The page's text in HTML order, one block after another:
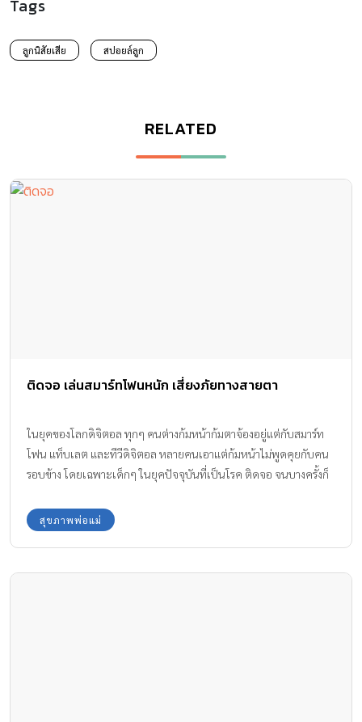
Tags
ลูกนิสัยเสีย สปอยล์ลูก
RELATED
ติดจอ เล่นสมาร์ทโฟนหนัก เสี่ยงภัยทางสายตา
ในยุคของโลกดิจิตอล ทุกๆ คนต่างก้มหน้าก้มตาจ้องอยู่แต่กับสมาร์ท
โฟน แท็บเลต และทีวีดิจิตอล หลายคนเอาแต่ก้มหน้าไม่พูดคุยกับคน
รอบข้าง โดยเฉพาะเด็กๆ ในยุคปัจจุบันที่เป็นโรค ติดจอ จนบางครั้งก็
เรื้อรังสุขภาพพ่อแม่